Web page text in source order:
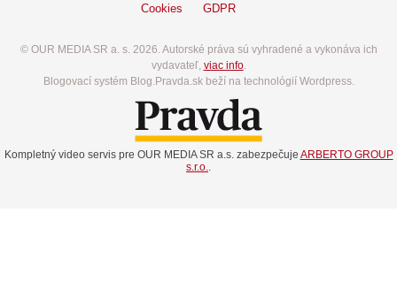
Cookies GDPR
© OUR MEDIA SR a. s. 2026. Autorské práva sú vyhradené a vykonáva ich
vydavateľ, viac info.
Blogovací systém Blog.Pravda.sk beží na technológií Wordpress.
Kompletný video servis pre OUR MEDIA SR a.s. zabezpečuje ARBERTO GROUP
s.r.o..